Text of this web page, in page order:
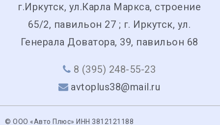
г.Иркутск, ул.Карла Маркса, строение
65/2, павильон 27 ; г. Иркутск, ул.
Генерала Доватора, 39, павильон 68
8 (395) 248-55-23
avtoplus38@mail.ru
© ООО «Авто Плюс» ИНН 3812121188